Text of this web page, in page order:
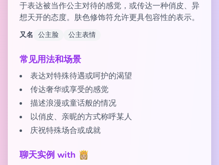
于表达被当作公主对待的感觉，或传达一种俏皮、异
想天开的态度。肤色修饰符允许更具包容性的表示。
又名 公主脸 公主表情
常见用法和场景
表达对特殊待遇或呵护的渴望
传达奢华或享受的感觉
描述浪漫或童话般的情况
以俏皮、亲昵的方式称呼某人
庆祝特殊场合或成就
聊天实例 with 👸🏼